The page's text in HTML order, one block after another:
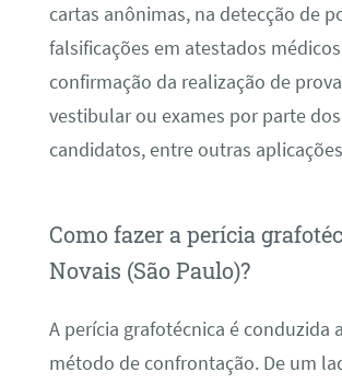
cartas anônimas, na detecção de
falsificações em atestados
confirmação da realização de
vestibular ou exames por parte dos
candidatos, entre outras
Como fazer a perícia
Novais (São Paulo)?
A perícia grafotécnica é conduzida
método de confrontação. De um